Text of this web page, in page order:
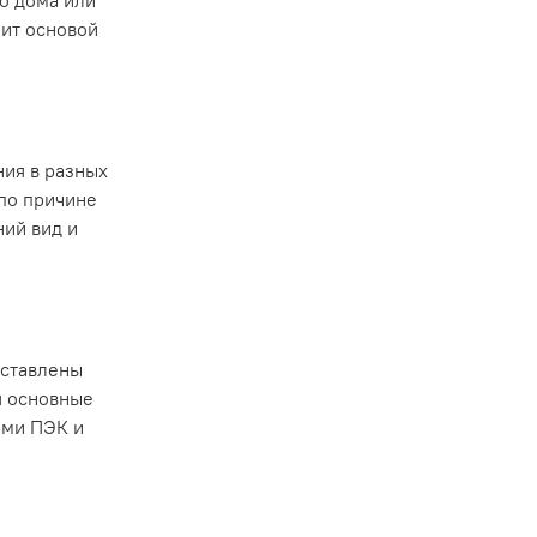
основой
в разных
причине
вид и
основные
ПЭК и